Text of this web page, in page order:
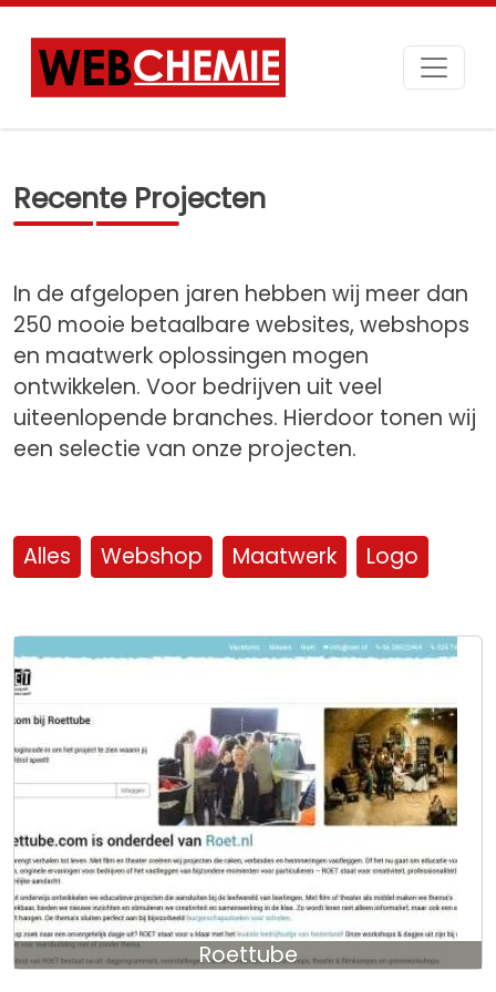
Recente Projecten
In de afgelopen jaren hebben wij meer dan
250 mooie betaalbare websites, webshops
en maatwerk oplossingen mogen
ontwikkelen. Voor bedrijven uit veel
uiteenlopende branches. Hierdoor tonen wij
een selectie van onze projecten.
Alles Webshop Maatwerk Logo
Roettube